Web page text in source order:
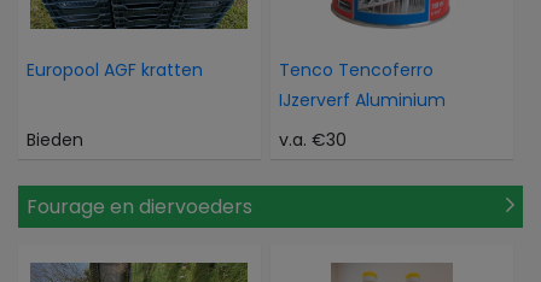
Europool AGF kratten
Bieden
Tenco Tencoferro
IJzerverf Aluminium
v.a. €30
Fourage en diervoeders